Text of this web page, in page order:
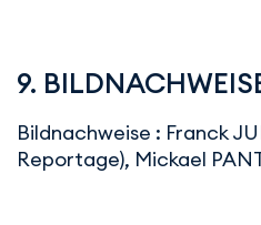
9.
Bildnachweise : Franck
Reportage), Mickael